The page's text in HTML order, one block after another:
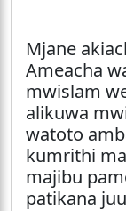
Mjane
Ameacha
mwislam
alikuwa
watoto
kumrithi
majibu
patikana